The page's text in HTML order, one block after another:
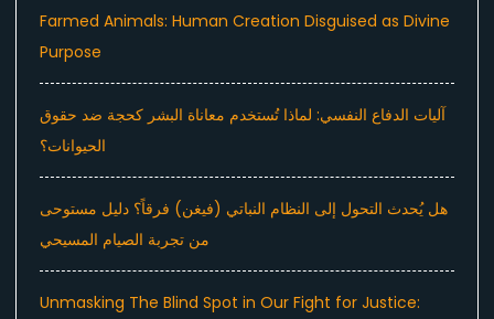
Farmed Animals: Human Creation Disguised as Divine
Purpose
آليات الدفاع النفسي: لماذا تُستخدم معاناة البشر كحجة ضد حقوق
الحيوانات؟
هل يُحدث التحول إلى النظام النباتي (فيغن) فرقاً؟ دليل مستوحى
من تجربة الصيام المسيحي
Unmasking The Blind Spot in Our Fight for Justice: